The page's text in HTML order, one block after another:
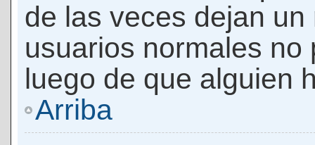
de las veces dejan
usuarios normales
luego de que alguien
Arriba